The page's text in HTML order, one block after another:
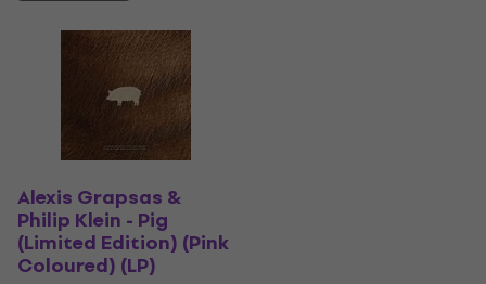
Alexis Grapsas &
Philip Klein - Pig
(Limited Edition) (Pink
Coloured) (LP)